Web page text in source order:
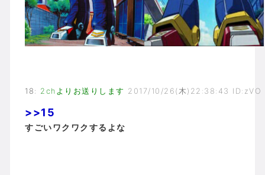
18 : 2chよりお送りします 2017/10/26(木)22:38:43 ID:zVO
>>15
すごいワクワクするよな